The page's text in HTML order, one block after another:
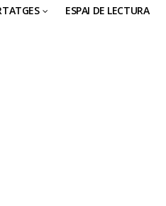
ESPAI DE LECTURA